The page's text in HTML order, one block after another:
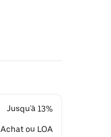
Jusqu'à 13%
Achat ou LOA